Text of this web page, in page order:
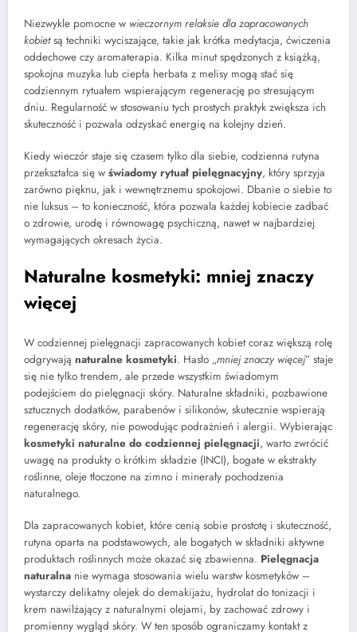
Niezwykle pomocne w wieczornym relaksie dla zapracowanych
kobietsą techniki wyciszające, takie jak krótka medytacja, ćwiczenia
oddechowe czy aromaterapia. Kilka minut spędzonych z książką,
spokojna muzyka lub ciepła herbata z melisy mogą stać się
codziennym rytuałem wspierającym regenerację po stresującym
dniu. Regularność w stosowaniu tych prostych praktyk zwiększa ich
skuteczność i pozwala odzyskać energię na kolejny dzień.
Kiedy wieczór staje się czasem tylko dla siebie, codzienna rutyna
przekształca się w świadomy rytuał pielęgnacyjny, który sprzyja
zarówno pięknu, jak i wewnętrznemu spokojowi. Dbanie o siebie to
nie luksus – to konieczność, która pozwala każdej kobiecie zadbać
o zdrowie, urodę i równowagę psychiczną, nawet w najbardziej
wymagających okresach życia.
Naturalne kosmetyki: mniej znaczy
więcej
W codziennej pielęgnacji zapracowanych kobiet coraz większą rolę
odgrywają naturalne kosmetyki. Hasło „mniej znaczy więcej” staje
się nie tylko trendem, ale przede wszystkim świadomym
podejściem do pielęgnacji skóry. Naturalne składniki, pozbawione
sztucznych dodatków, parabenów i silikonów, skutecznie wspierają
regenerację skóry, nie powodując podrażnień i alergii. Wybierając
kosmetyki naturalne do codziennej pielęgnacji, warto zwrócić
uwagę na produkty o krótkim składzie (INCI), bogate w ekstrakty
roślinne, oleje tłoczone na zimno i minerały pochodzenia
naturalnego.
Dla zapracowanych kobiet, które cenią sobie prostotę i skuteczność,
rutyna oparta na podstawowych, ale bogatych w składniki aktywne
produktach roślinnych może okazać się zbawienna. Pielęgnacja
naturalna nie wymaga stosowania wielu warstw kosmetyków –
wystarczy delikatny olejek do demakijażu, hydrolat do tonizacji i
krem nawilżający z naturalnymi olejami, by zachować zdrowy i
promienny wygląd skóry. W ten sposób ograniczamy kontakt z